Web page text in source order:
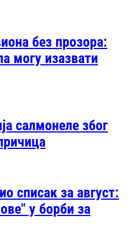
без прозора:
могу изазвати
салмонеле због
списак за август:
у борби за